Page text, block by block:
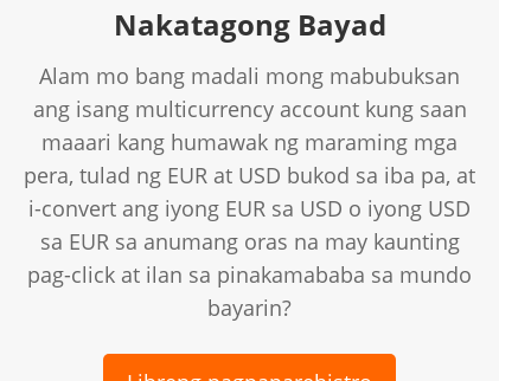
Nakatagong Bayad
Alam mo bang madali mong mabubuksan
ang isang multicurrency account kung saan
maaari kang humawak ng maraming mga
pera, tulad ng EUR at USD bukod sa iba pa, at
i-convert ang iyong EUR sa USD o iyong USD
sa EUR sa anumang oras na may kaunting
pag-click at ilan sa pinakamababa sa mundo
bayarin?